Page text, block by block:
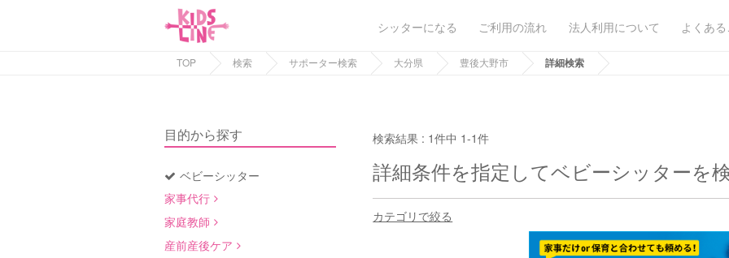
シッターになる ご利用の流れ 法人利用について よくあ
TOP 検索 サポーター検索 大分県 豊後大野市 詳細検索
目的から探す
ベビーシッター
家事代行
家庭教師
産前産後ケア
検索結果 : 1件中 1-1件
詳細条件を指定してベビーシッターを
カテゴリで絞る